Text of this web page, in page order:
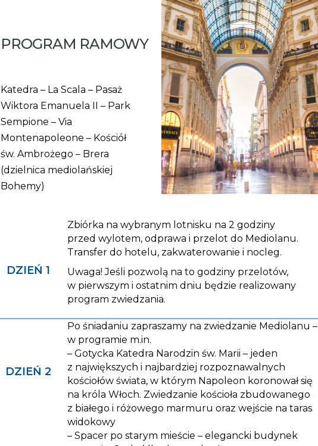
PROGRAM RAMOWY
Katedra – La Scala – Pasaż
Wiktora Emanuela II – Park
Sempione – Via
Montenapoleone – Kościół
św. Ambrożego – Brera
(dzielnica mediolańskiej
Bohemy)
DZIEŃ 1
Zbiórka na wybranym lotnisku na 2 godziny
przed wylotem, odprawa i przelot do Mediolanu.
Transfer do hotelu, zakwaterowanie i nocleg.
Uwaga! Jeśli pozwolą na to godziny przelotów,
w pierwszym i ostatnim dniu będzie realizowany
program zwiedzania.
DZIEŃ 2
Po śniadaniu zapraszamy na zwiedzanie Mediolanu –
w programie m.in.
– Gotycka Katedra Narodzin św. Marii – jeden
z największych i najbardziej rozpoznawalnych
kościołów świata, w którym Napoleon koronował się
na króla Włoch. Zwiedzanie kościoła zbudowanego
z białego i różowego marmuru oraz wejście na taras
widokowy
– Spacer po starym mieście – elegancki budynek